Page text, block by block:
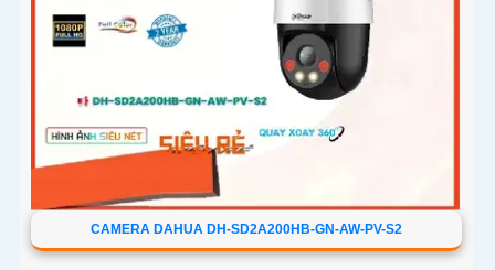
CAMERA DAHUA DH-SD2A200HB-GN-AW-PV-S2